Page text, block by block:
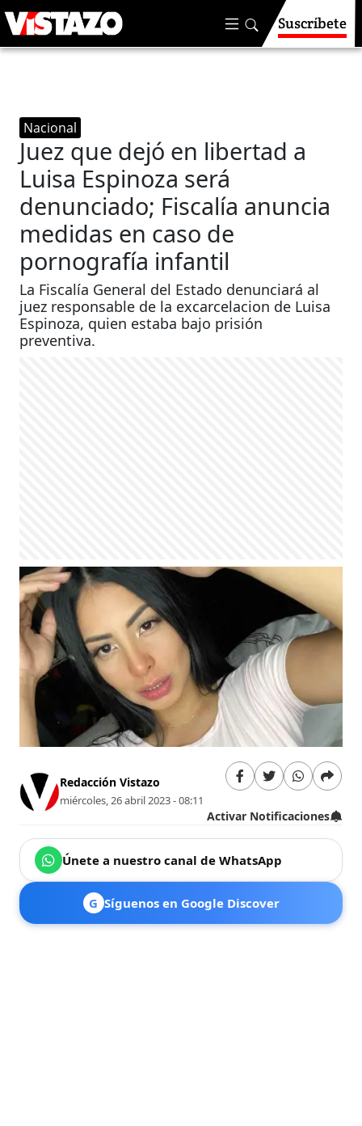
Suscríbete
Nacional
Juez que dejó en libertad a
Luisa Espinoza será
denunciado; Fiscalía anuncia
medidas en caso de
pornografía infantil
La Fiscalía General del Estado denunciará al
juez responsable de la excarcelacion de Luisa
Espinoza, quien estaba bajo prisión
preventiva.
Redacción Vistazo
miércoles, 26 abril 2023 - 08:11
Activar Notificaciones
Únete a nuestro canal de WhatsApp
G Síguenos en Google Discover